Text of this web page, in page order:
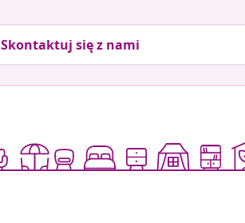
Skontaktuj się z nami